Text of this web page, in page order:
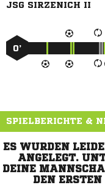
JSG SIRZENICH II
0’
SPIELBERICHTE &
ES WURDEN
ANGELEGT.
DEINE
DEN